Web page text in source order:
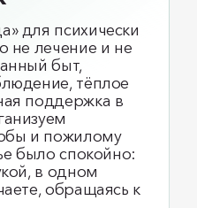
для психически
не лечение и не
быт,
тёплое
поддержка в
и пожилому
было спокойно:
в одном
обращаясь к